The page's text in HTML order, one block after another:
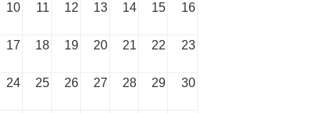
10 11 12 13 14 15 16
17 18 19 20 21 22 23
24 25 26 27 28 29 30